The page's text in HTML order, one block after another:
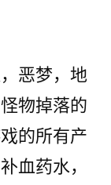
恶梦，地
物掉落的
的所有产
血药水，